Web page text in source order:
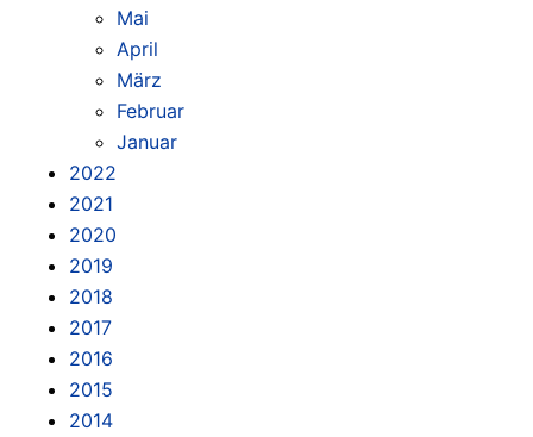
Mai
April
März
Februar
Januar
2022
2021
2020
2019
2018
2017
2016
2015
2014